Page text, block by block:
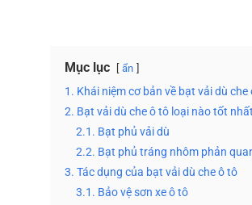
Mục lục ẩn
1. Khái niệm cơ bản về bạt vải dù che
2. Bạt vải dù che ô tô loại nào tốt
2.1. Bạt phủ vải dù
2.2. Bạt phủ tráng nhôm phản
3. Tác dụng của bạt vải dù che ô tô
3.1. Bảo vệ sơn xe ô tô